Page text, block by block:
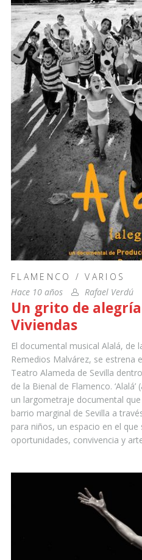
FLAMENCO /VARIOS
Hace 10 años
Rafael Verdú
Un grito de
Viviendas
El documental musical Alalá, de
Remedios Malvárez, se estrena
Teatro Alameda de Sevilla
de la Bienal de Flamenco.
un largometraje documental
barrio marginal de Sevilla a
para niños, un espacio en el
oportunidades, convivencia y